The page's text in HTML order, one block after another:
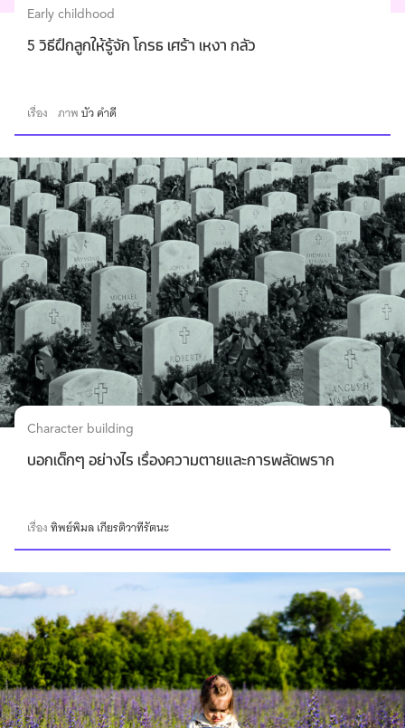
Early childhood
5 วิธีฝึกลูกให้รู้จัก โกรธ เศร้า เหงา กลัว
เรื่อง ภาพบัว คำดี
Character building
บอกเด็กๆ อย่างไร เรื่องความตายและการพลัดพราก
เรื่องทิพย์พิมล เกียรติวาทีรัตนะ